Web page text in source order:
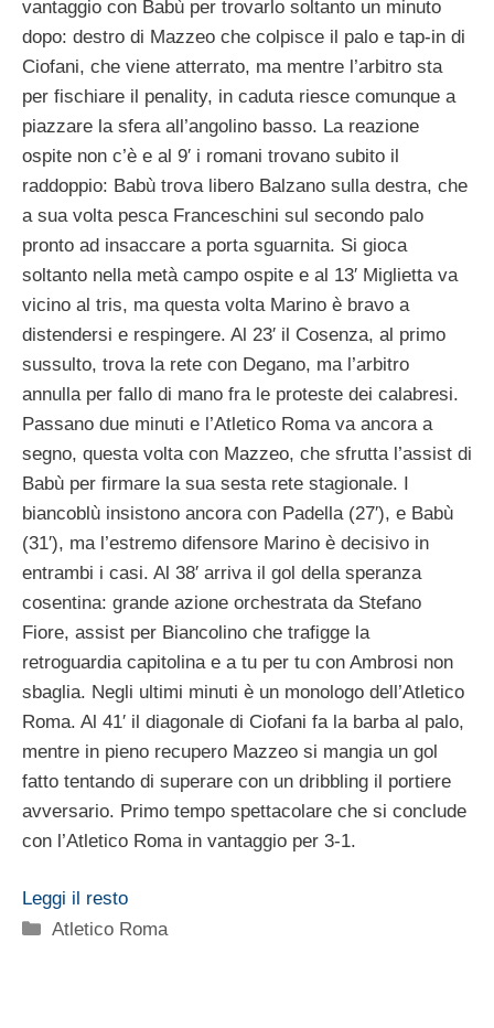
vantaggio con Babù per trovarlo soltanto un minuto
dopo: destro di Mazzeo che colpisce il palo e tap-in di
Ciofani, che viene atterrato, ma mentre l’arbitro sta
per fischiare il penality, in caduta riesce comunque a
piazzare la sfera all’angolino basso. La reazione
ospite non c’è e al 9′ i romani trovano subito il
raddoppio: Babù trova libero Balzano sulla destra, che
a sua volta pesca Franceschini sul secondo palo
pronto ad insaccare a porta sguarnita. Si gioca
soltanto nella metà campo ospite e al 13′ Miglietta va
vicino al tris, ma questa volta Marino è bravo a
distendersi e respingere. Al 23′ il Cosenza, al primo
sussulto, trova la rete con Degano, ma l’arbitro
annulla per fallo di mano fra le proteste dei calabresi.
Passano due minuti e l’Atletico Roma va ancora a
segno, questa volta con Mazzeo, che sfrutta l’assist di
Babù per firmare la sua sesta rete stagionale. I
biancoblù insistono ancora con Padella (27′), e Babù
(31′), ma l’estremo difensore Marino è decisivo in
entrambi i casi. Al 38′ arriva il gol della speranza
cosentina: grande azione orchestrata da Stefano
Fiore, assist per Biancolino che trafigge la
retroguardia capitolina e a tu per tu con Ambrosi non
sbaglia. Negli ultimi minuti è un monologo dell’Atletico
Roma. Al 41′ il diagonale di Ciofani fa la barba al palo,
mentre in pieno recupero Mazzeo si mangia un gol
fatto tentando di superare con un dribbling il portiere
avversario. Primo tempo spettacolare che si conclude
con l’Atletico Roma in vantaggio per 3-1.
Leggi il resto
Categorie
Atletico Roma